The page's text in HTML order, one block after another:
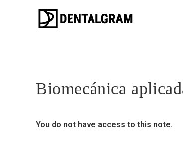
Biomecánica
You do not have access to this note.